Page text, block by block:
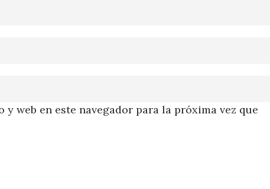
web en este navegador para la próxima vez que